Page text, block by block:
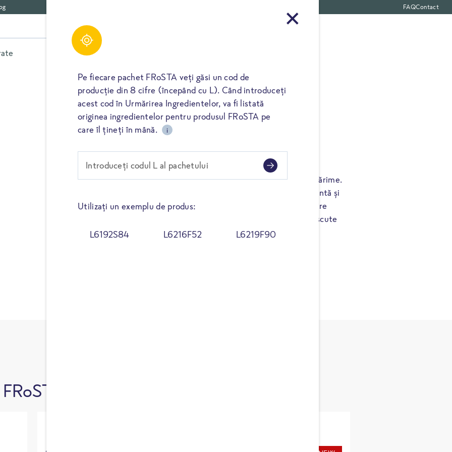
FAQContact
Legume
Ardei roșu
Asemeni roșiilor, și ardeiul gras face parte din familia
solanaceelor. Varietățile sale diferă semnificativ ca mărime.
FRoSTA utilizează o varietate foarte cărnoasă, suculentă și
plăcută, iar ardeii sunt culeși manual. Legumele noastre
provin exclusiv din culturile în aer liber și nu sunt crescute
niciodată în sere.
care utilizează acest ingredient
Pe fiecare pachet FRoSTA veți găsi un cod de
producție din 8 cifre (începând cu L). Când introduceți
acest cod în Urmărirea Ingredientelor, va fi listată
originea ingredientelor pentru produsul FRoSTA pe
care îl țineți în mână.
i
Introduceți codul L al pachetului
Utilizați un exemplu de produs:
L6192S84 L6216F52 L6219F90